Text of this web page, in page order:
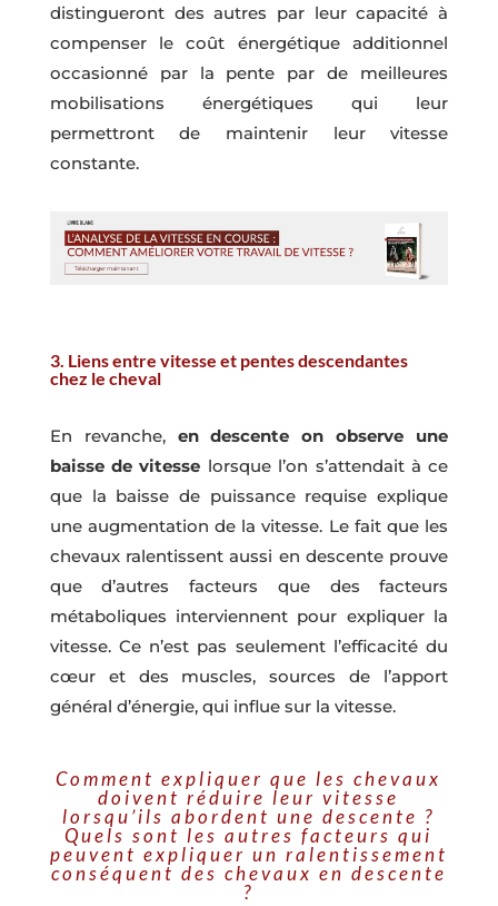
distingueront des autres par leur capacité à
compenser le coût énergétique additionnel
occasionné par la pente par de meilleures
mobilisations énergétiques qui leur
permettront de maintenir leur vitesse
constante.
3. Liens entre vitesse et pentes descendantes
chez le cheval
En revanche, en descente on observe une
baisse de vitesse lorsque l’on s’attendait à ce
que la baisse de puissance requise explique
une augmentation de la vitesse. Le fait que les
chevaux ralentissent aussi en descente prouve
que d’autres facteurs que des facteurs
métaboliques interviennent pour expliquer la
vitesse. Ce n’est pas seulement l’efficacité du
cœur et des muscles, sources de l’apport
général d’énergie, qui influe sur la vitesse.
Comment expliquer que les chevaux
doivent réduire leur vitesse
lorsqu’ils abordent une descente ?
Quels sont les autres facteurs qui
peuvent expliquer un ralentissement
conséquent des chevaux en descente
?